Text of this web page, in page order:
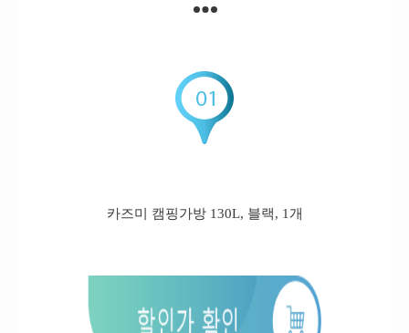
카즈미 캠핑가방 130L, 블랙, 1개